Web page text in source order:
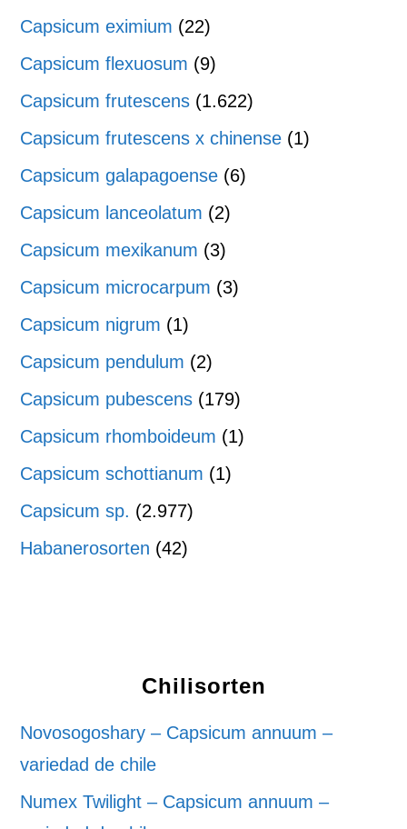
Capsicum eximium (22)
Capsicum flexuosum (9)
Capsicum frutescens (1.622)
Capsicum frutescens x chinense (1)
Capsicum galapagoense (6)
Capsicum lanceolatum (2)
Capsicum mexikanum (3)
Capsicum microcarpum (3)
Capsicum nigrum (1)
Capsicum pendulum (2)
Capsicum pubescens (179)
Capsicum rhomboideum (1)
Capsicum schottianum (1)
Capsicum sp. (2.977)
Habanerosorten (42)
Chilisorten
Novosogoshary – Capsicum annuum –
variedad de chile
Numex Twilight – Capsicum annuum –